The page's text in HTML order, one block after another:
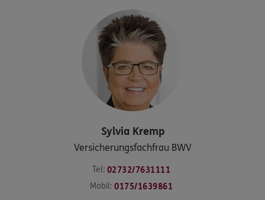
Sylvia Kremp
Versicherungsfachfrau BWV
Tel: 02732/7631111
Mobil: 0175/1639861